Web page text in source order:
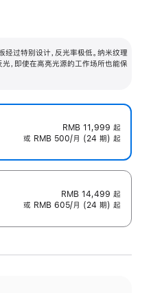
经过特别设计，反光率极低。纳米纹理
，即使在高亮光源的工作场所也能保
RMB 11,999 起
或 RMB 500/月 (24 期) 起
RMB 14,499 起
或 RMB 605/月 (24 期) 起